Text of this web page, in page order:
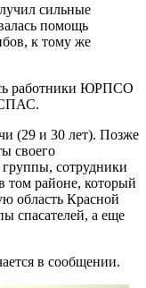
сильные
помощь
к тому же
работники ЮРПСО
(29 и 30 лет). Позже
своего
cотрудники
том районе, который
область Красной
спасателей, а еще
в сообщении.